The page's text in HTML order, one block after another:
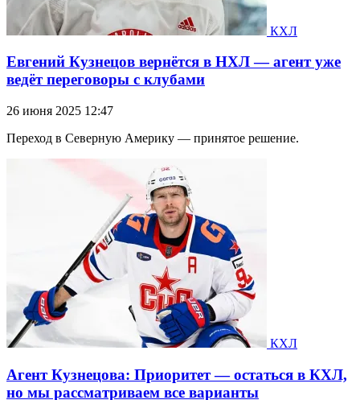
КХЛ
Евгений Кузнецов вернётся в НХЛ — агент уже
ведёт переговоры с клубами
26 июня 2025 12:47
Переход в Северную Америку — принятое решение.
КХЛ
Агент Кузнецова: Приоритет — остаться в КХЛ,
но мы рассматриваем все варианты